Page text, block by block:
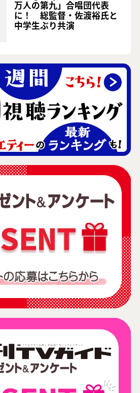
万人の第九」合唱団代表
に！ 総監督・佐渡裕氏と
中学生ぶり共演